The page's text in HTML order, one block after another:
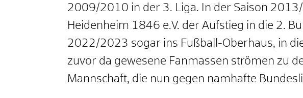
2009/2010 in der 3. Liga. In der Saison
Heidenheim 1846 e.V. der Aufstieg in die 2.
2022/2023 sogar ins Fußball-Oberhaus, in
zuvor da gewesene Fanmassen strömen zu
Mannschaft, die nun gegen namhafte